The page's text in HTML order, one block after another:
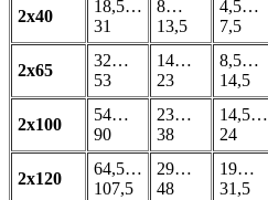
2х40
18,5…
31
8…
13,5
4,5…
7,5
2х65
32…
53
14…
23
8,5…
14,5
2х100
54…
90
23…
38
14,5…
24
2х120
64,5…
107,5
29…
48
19…
31,5